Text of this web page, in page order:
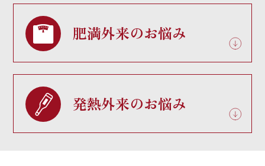
肥満外来のお悩み
発熱外来のお悩み